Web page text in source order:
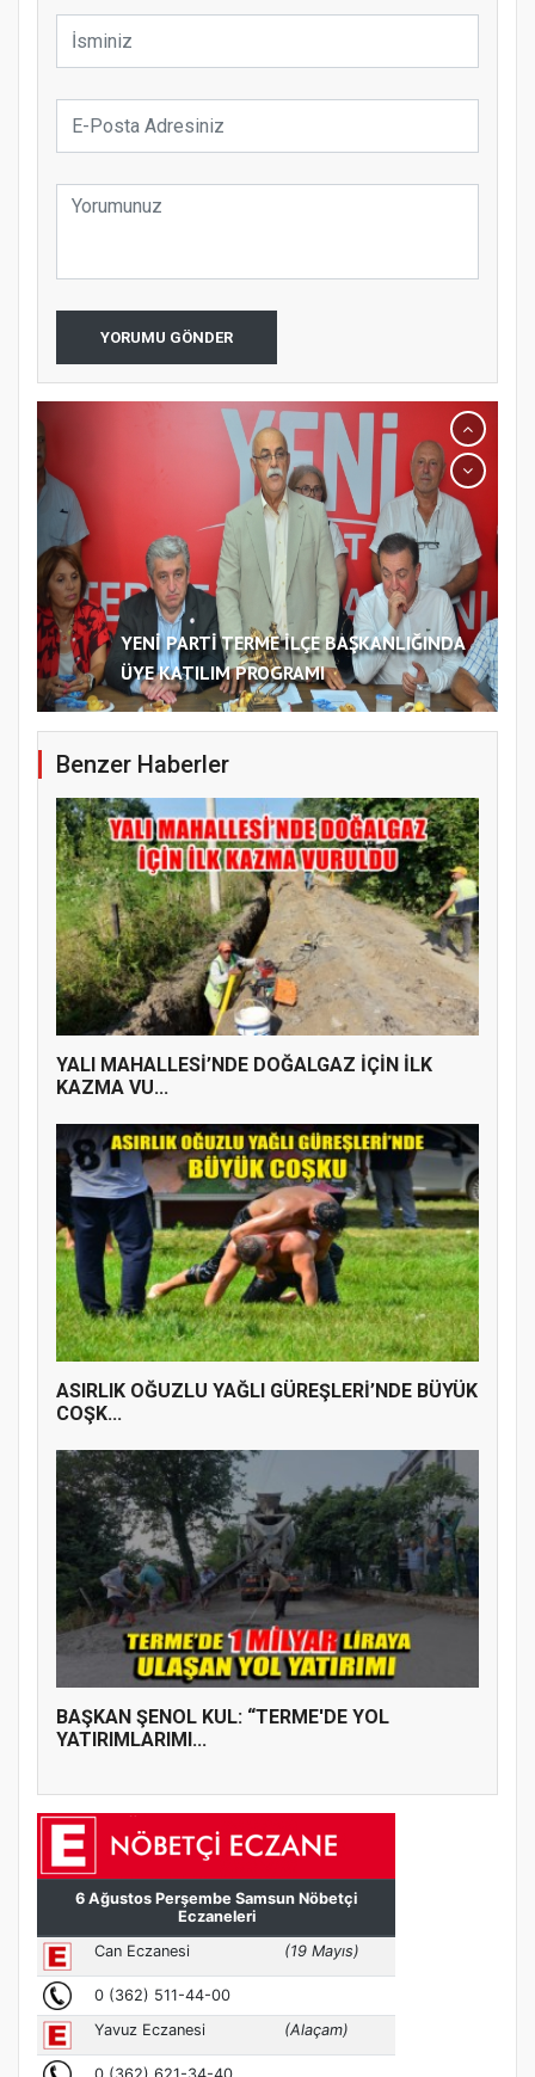
YORUMU GÖNDER
YENİ PARTİ TERME İLÇE BAŞKANLIĞINDA
ÜYE KATILIM PROGRAMI
Benzer Haberler
YALI MAHALLESİ’NDE DOĞALGAZ İÇİN İLK
KAZMA VU...
ASIRLIK OĞUZLU YAĞLI GÜREŞLERİ’NDE BÜYÜK
COŞK...
BAŞKAN ŞENOL KUL: “TERME'DE YOL
YATIRIMLARIMI...